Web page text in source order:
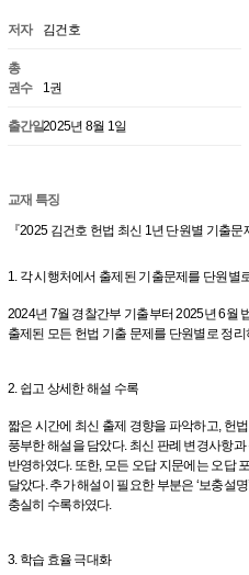
저자 김건호
총
권수
1권
출간일2025년 8월 1일
교재 특징
『2025 김건호 헌법 최신 1년 단원별 기출
1. 각 시행처에서 출제된 기출문제를 단원별
2024년 7월 경찰간부 기출부터 2025년 6월
출제된 모든 헌법 기출 문제를 단원별로 정
2. 쉽고 상세한 해설 수록
짧은 시간에 최신 출제 경향을 파악하고, 헌
풍부한 해설을 담았다. 최신 판례 변경사항
반영하였다. 또한, 모든 오답 지문에는 오답
달았다. 추가 해설이 필요한 부분은 ‘보충설
충실히 수록하였다.
3. 학습 효율 극대화